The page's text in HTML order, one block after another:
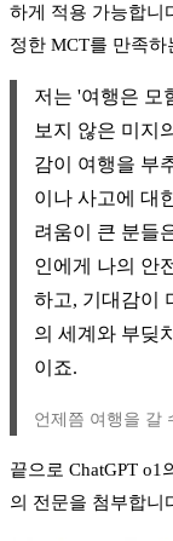
하게 적용 가능합니
정한 MCT를 만족
저는 '여행은 모
보지 않은 미지
감이 여행을 부
이나 사고에 대
려움이 큰 분들
인에게 나의 안
하고, 기대감이
의 세계와 부딪
이죠.
언제쯤 여행을 갈
끝으로 ChatGPT
의 전문을 첨부합니